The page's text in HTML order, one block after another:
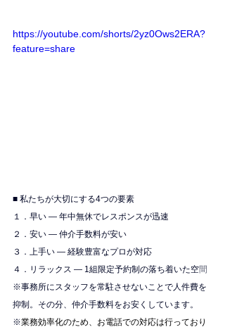
https://youtube.com/shorts/2yz0Ows2ERA?
feature=share
■ 私たちが大切にする4つの要素
１．早い — 年中無休でレスポンスが迅速
２．安い — 仲介手数料が安い
３．上手い — 経験豊富なプロが対応
４．リラックス — 1組限定予約制の落ち着いた空間
※事務所にスタッフを常駐させないことで人件費を
抑制。その分、仲介手数料をお安くしています。
※業務効率化のため、お電話での対応は行っており